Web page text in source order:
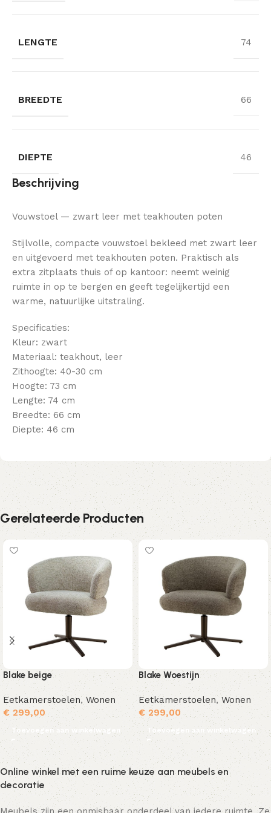
LENGTE 74
BREEDTE 66
DIEPTE 46
Beschrijving
Vouwstoel — zwart leer met teakhouten poten
Stijlvolle, compacte vouwstoel bekleed met zwart leer
en uitgevoerd met teakhouten poten. Praktisch als
extra zitplaats thuis of op kantoor: neemt weinig
ruimte in op te bergen en geeft tegelijkertijd een
warme, natuurlijke uitstraling.
Specificaties:
Kleur: zwart
Materiaal: teakhout, leer
Zithoogte: 40-30 cm
Hoogte: 73 cm
Lengte: 74 cm
Breedte: 66 cm
Diepte: 46 cm
Gerelateerde Producten
Blake beige
Eetkamerstoelen, Wonen
€ 299,00
Toevoegen aan winkelwagen
Blake Woestijn
Eetkamerstoelen, Wonen
€299,00
Toevoegen aan winkelwagen
Online winkel met een ruime keuze aan meubels en
decoratie